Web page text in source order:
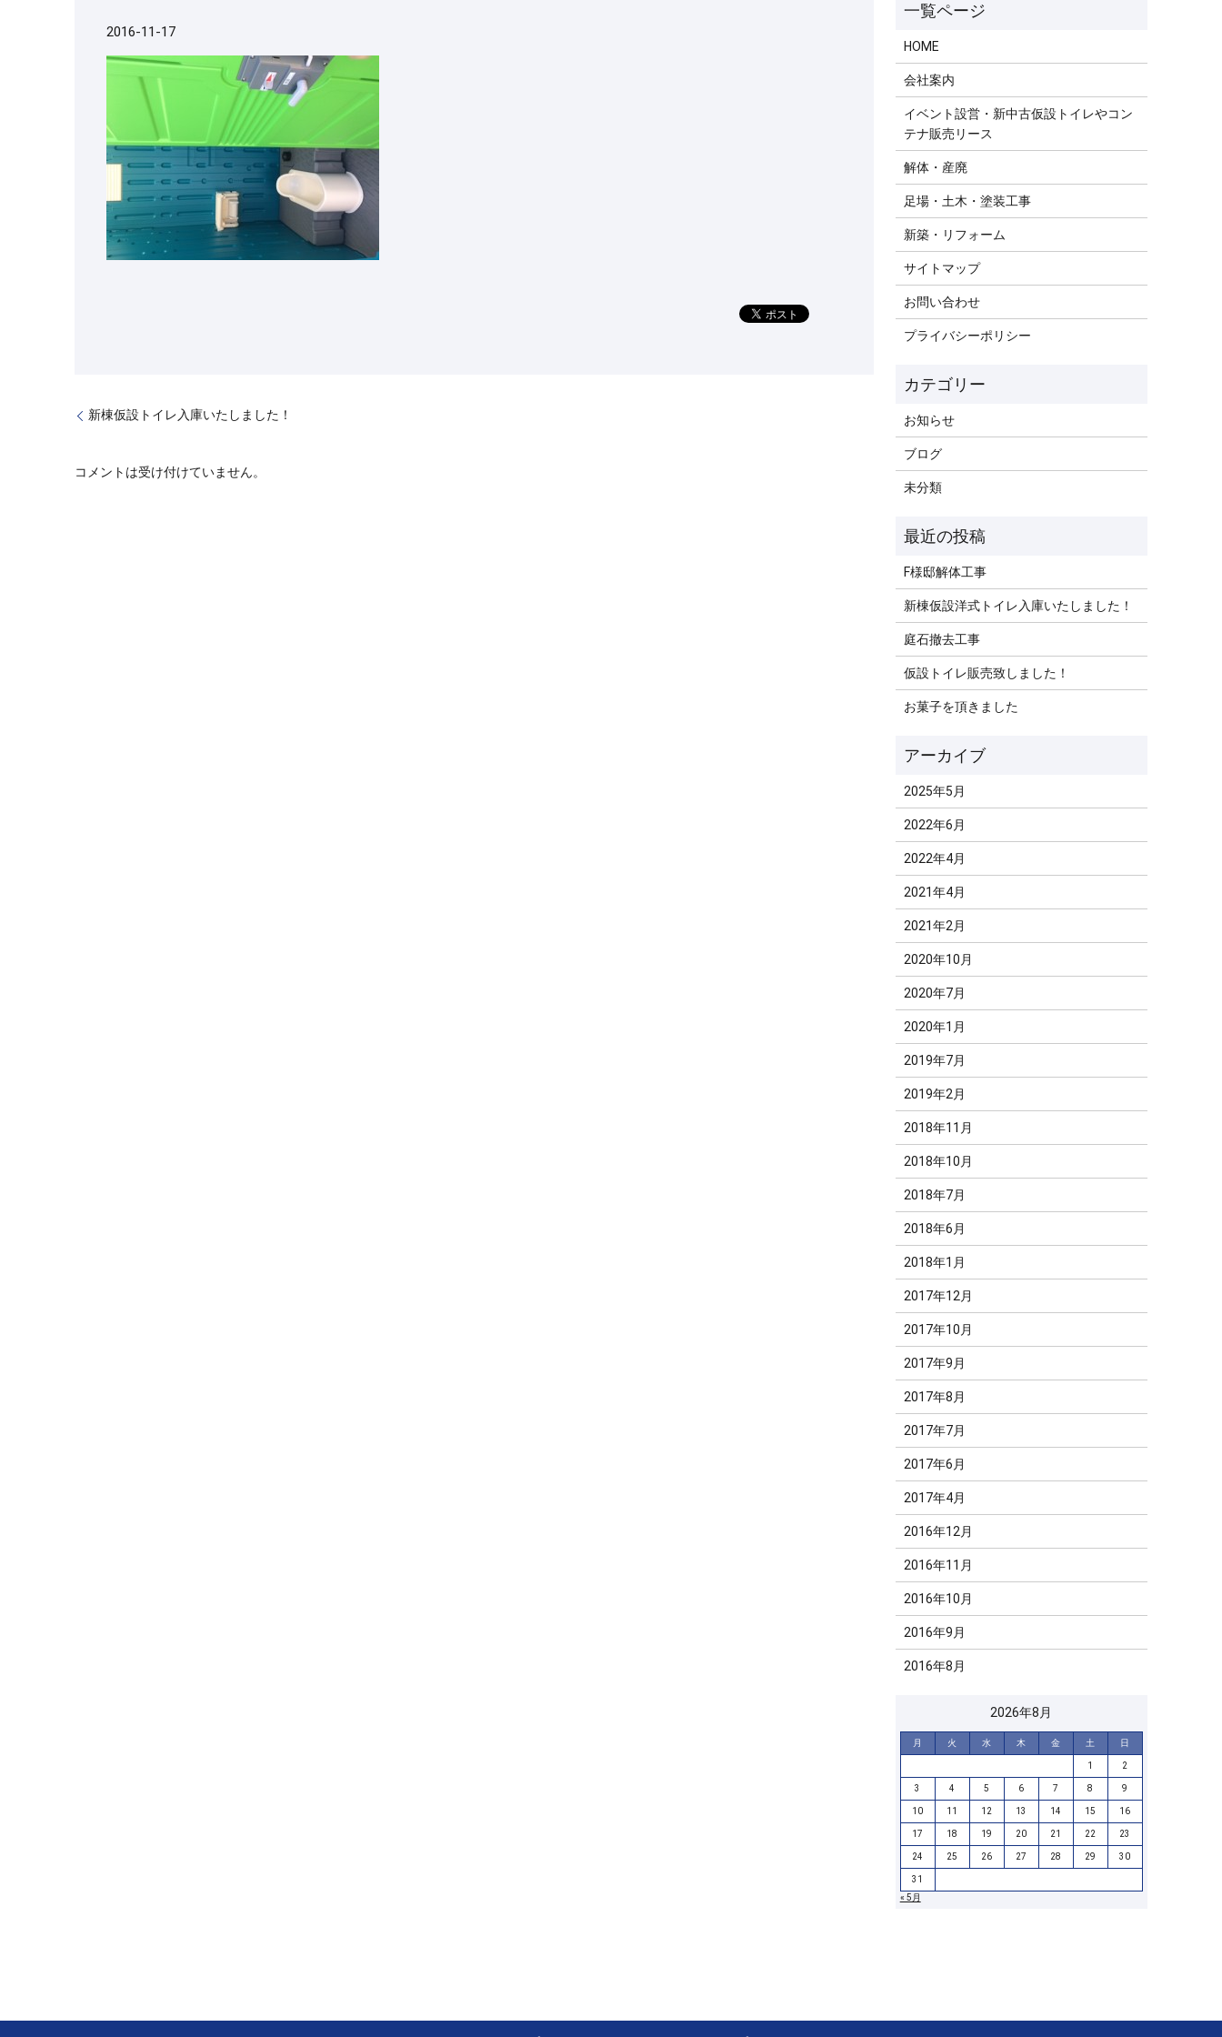
2016-11-17
新棟仮設トイレ入庫いたしました！
コメントは受け付けていません。
HOME
会社案内
イベント設営・新中古仮設トイレやコン
テナ販売リース
解体・産廃
足場・土木・塗装工事
新築・リフォーム
サイトマップ
お問い合わせ
プライバシーポリシー
お知らせ
ブログ
未分類
F様邸解体工事
新棟仮設洋式トイレ入庫いたしました！
庭石撤去工事
仮設トイレ販売致しました！
お菓子を頂きました
2025年5月
2022年6月
2022年4月
2021年4月
2021年2月
2020年10月
2020年7月
2020年1月
2019年7月
2019年2月
2018年11月
2018年10月
2018年7月
2018年6月
2018年1月
2017年12月
2017年10月
2017年9月
2017年8月
2017年7月
2017年6月
2017年4月
2016年12月
2016年11月
2016年10月
2016年9月
2016年8月
2026年8月
月 火 水 木 金 土 日
1 2
3 4 5 6 7 8 9
10 11 12 13 14 15 16
17 18 19 20 21 22 23
24 25 26 27 28 29 30
31
« 5月